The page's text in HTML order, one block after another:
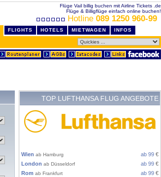
Flüge Vail billig buchen mit Airline Tickets .de
Flüge & Billigflüge einfach online buchen!
Hotline 089 1250 960-99
FLIGHTS HOTELS MIETWAGEN INFOS
TOP LUFTHANSA FLUG ANGEBOTE
Wien ab Hamburg ab 99 €
London ab Düsseldorf ab 99 €
Rom ab Frankfurt ab 99 €